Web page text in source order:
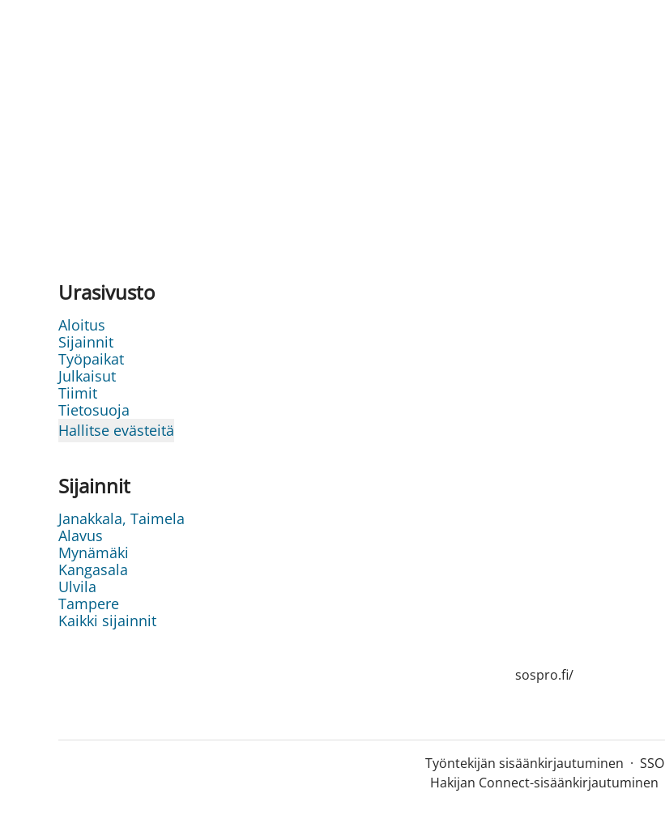
Urasivusto
Aloitus
Sijainnit
Työpaikat
Julkaisut
Tiimit
Tietosuoja
Hallitse evästeitä
Sijainnit
Janakkala, Taimela
Alavus
Mynämäki
Kangasala
Ulvila
Tampere
Kaikki sijainnit
sospro.fi/
Työntekijän sisäänkirjautuminen · SSO
Hakijan Connect-sisäänkirjautuminen